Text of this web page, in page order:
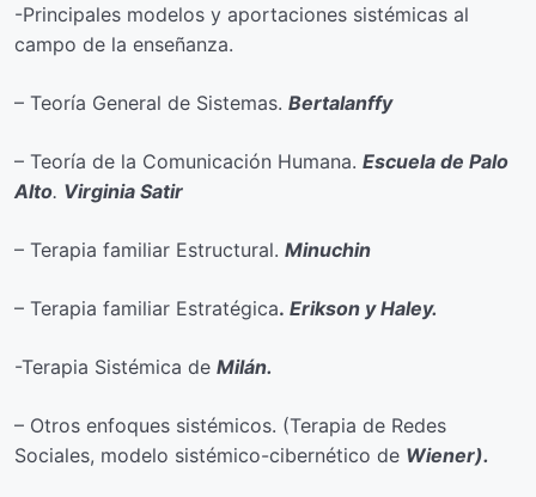
-Principales modelos y aportaciones sistémicas al
campo de la enseñanza.
– Teoría General de Sistemas. Bertalanffy
– Teoría de la Comunicación Humana. Escuela de Palo
Alto. Virginia Satir
– Terapia familiar Estructural. Minuchin
– Terapia familiar Estratégica. Erikson y Haley.
-Terapia Sistémica de Milán.
– Otros enfoques sistémicos. (Terapia de Redes
Sociales, modelo sistémico-cibernético de Wiener).